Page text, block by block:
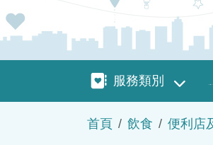
服務類別服務類別
首頁 飲食 便利店